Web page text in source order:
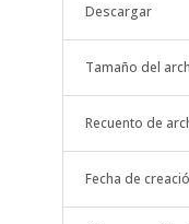
Descargar
Tamaño del
Recuento de
Fecha de